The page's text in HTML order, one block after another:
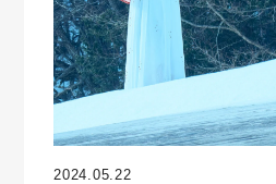
2024.05.22